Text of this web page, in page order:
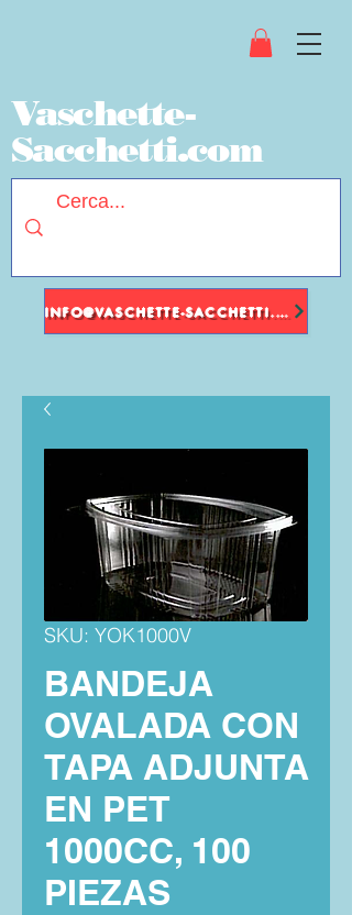
INFO@VASCHETTE-SACCHETTI.COM
Vaschette-
Sacchetti.com
SKU: YOK1000V
BANDEJA
OVALADA CON
TAPA ADJUNTA
EN PET
1000CC, 100
PIEZAS